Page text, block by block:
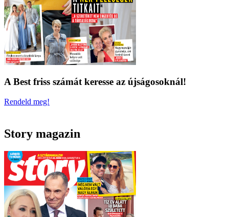
A Best friss számát keresse az újságosoknál!
Rendeld meg!
Story magazin